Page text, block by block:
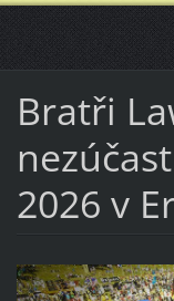
Bratři
2026 v